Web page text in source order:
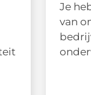
Je
van